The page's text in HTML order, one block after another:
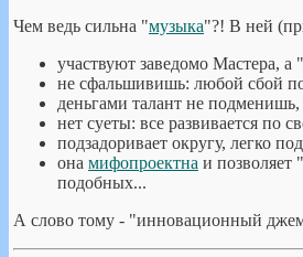
Чем ведь сильна "музыка"?! В ней
участвуют заведомо Мастера, а
не сфальшивишь: любой сбой
деньгами талант не подменишь,
нет суеты: все развивается по
подзадоривает округу, легко
она мифопроектна и позволяет
подобных...
А слово тому - "инновационный